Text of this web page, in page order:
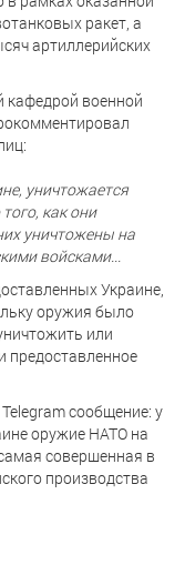
ракет, а
артиллерийских
кафедрой военной
уничтожается
как они
уничтожены на
войсками...
Украине,
оружия было
или
предоставленное
сообщение: у
оружие НАТО на
совершенная в
производства